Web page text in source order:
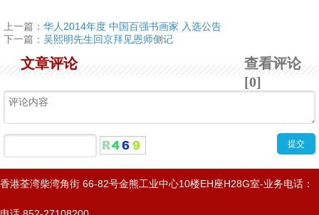
上一篇： 华人2014年度 中国百强书画家 入选公告
下一篇： 吴熙明先生回京拜见恩师侧记
查看评论
[0]
文章评论
香港荃湾柴湾角街 66-82号金熊工业中心10楼EH座H28G室-业务电话：